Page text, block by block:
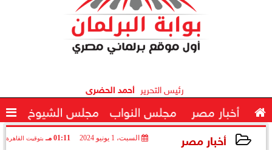
رئيس التحرير أحمد الحضرى
 أخبار مصر مجلس النواب مجلس الشيوخ 
أخبار مصر السبت، 1 يونيو 2024 01:11 مـ بتوقيت القاهرة